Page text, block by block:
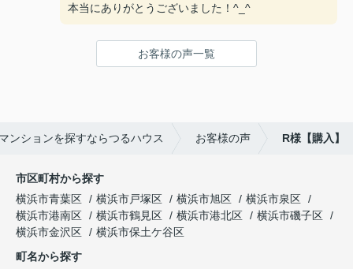
本当にありがとうございました！^_^
お客様の声一覧
ンションを探すならつるハウス お客様の声 R様【購入】
市区町村から探す
横浜市青葉区
横浜市戸塚区 横浜市旭区
横浜市泉区
横浜市港南区
横浜市鶴見区 横浜市港北区
横浜市磯子区
横浜市金沢区
横浜市保土ケ谷区
町名から探す